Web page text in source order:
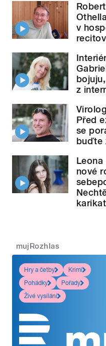
v
z
Před
se
buďte
nové
mujRozhlas
Hry a četby
Krimi
Pohádky
Pořady
Živé vysílání